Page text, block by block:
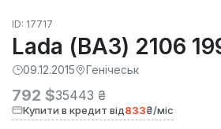
ID: 17717
Lada (ВАЗ) 2106
09.12.2015 Генічеськ
792 $35443 ₴
Купити в кредит від833₴/міс